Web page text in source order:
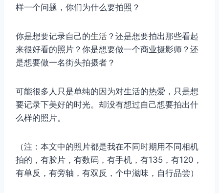
样一个问题，你们为什么要拍照？
你是想要记录自己的生活 ？还是想要拍出那些看起
来很好看的照片？你是想要做一个商业摄影师？还
是想要做一名街头拍摄者？
可能很多人只是单纯的因为对生活的热爱，只是想
要记录下美好的时光。却没有想过自己想要拍出什
么样的照片。
（注：本文中的照片都是我在不同时期用不同相机
拍的，有胶片，有数码，有手机，有135，有120，
有单反，有旁轴，有双反，个中滋味，自行品尝）